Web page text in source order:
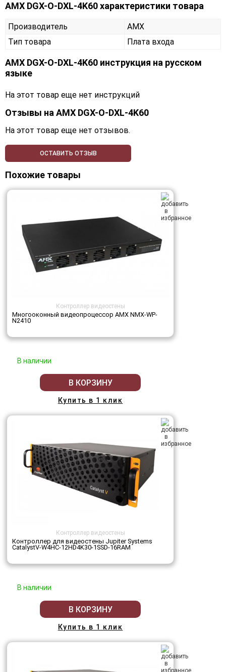
AMX DGX-O-DXL-4K60 характеристики товара
Производитель
AMX
Тип товара
Плата входа
AMX DGX-O-DXL-4K60 инструкция на русском
языке
На этот товар еще нет инструкций
Отзывы наAMX DGX-O-DXL-4K60
На этот товар еще нет отзывов.
ОСТАВИТЬ ОТЗЫВ
Похожие товары
Контроллер видеостены
Многооконный видеопроцессор AMX NMX-WP-
N2410
В наличии
В КОРЗИНУ
Купить в 1 клик
Контроллер видеостены
Контроллер для видеостены Jupiter Systems
CatalystV-W4HC-12HD4K30-1SSD-16RAM
В наличии
В КОРЗИНУ
Купить в 1 клик